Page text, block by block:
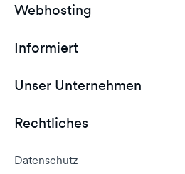
Webhosting
Domain Hosting
Günstiges Webhosting
Domain umziehen
Informiert
Dokumente
WordPress Tutorial
Unser Unternehmen
AGB
Rechtliches
Datenschutz